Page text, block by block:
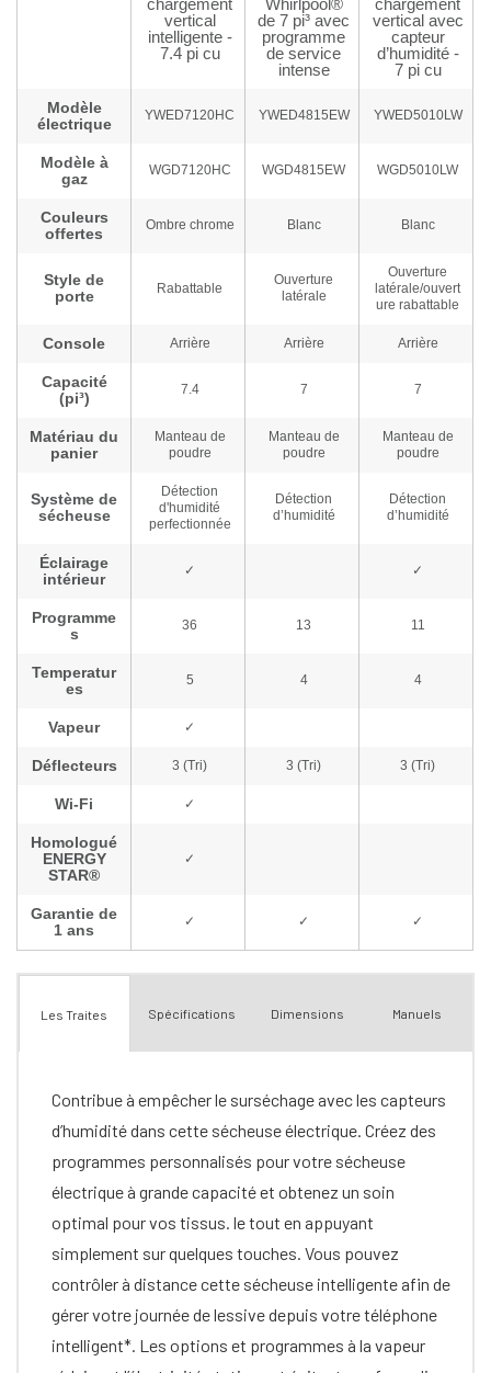
Les Traites Spécifications Dimensions Manuels
Contribue à empêcher le surséchage avec les capteurs
d’humidité dans cette sécheuse électrique. Créez des
programmes personnalisés pour votre sécheuse
électrique à grande capacité et obtenez un soin
optimal pour vos tissus. le tout en appuyant
simplement sur quelques touches. Vous pouvez
contrôler à distance cette sécheuse intelligente afin de
gérer votre journée de lessive depuis votre téléphone
intelligent*. Les options et programmes à la vapeur